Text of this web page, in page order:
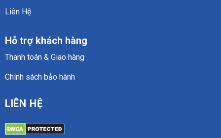
Liên Hệ
Hỗ trợ khách hàng
Thanh toán & Giao hàng
Chính sách bảo hành
LIÊN HỆ